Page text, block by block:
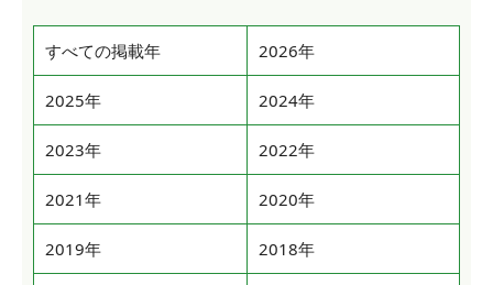
すべての掲載年 2026年
2025年 2024年
2023年 2022年
2021年 2020年
2019年 2018年